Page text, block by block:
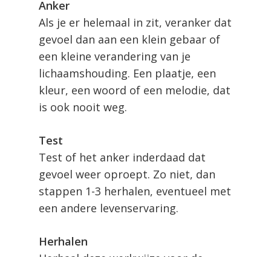
Anker
Als je er helemaal in zit, veranker dat
gevoel dan aan een klein gebaar of
een kleine verandering van je
lichaamshouding. Een plaatje, een
kleur, een woord of een melodie, dat
is ook nooit weg.
Test
Test of het anker inderdaad dat
gevoel weer oproept. Zo niet, dan
stappen 1-3 herhalen, eventueel met
een andere levenservaring.
Herhalen